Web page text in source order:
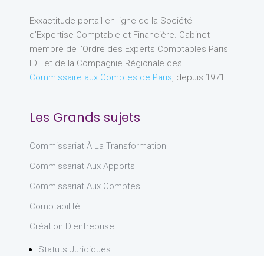
Exxactitude portail en ligne de la Société
d’Expertise Comptable et Financière. Cabinet
membre de l’Ordre des Experts Comptables Paris
IDF et de la Compagnie Régionale des
Commissaire aux Comptes de Paris, depuis 1971.
Les Grands sujets
Commissariat À La Transformation
Commissariat Aux Apports
Commissariat Aux Comptes
Comptabilité
Création D'entreprise
Statuts Juridiques